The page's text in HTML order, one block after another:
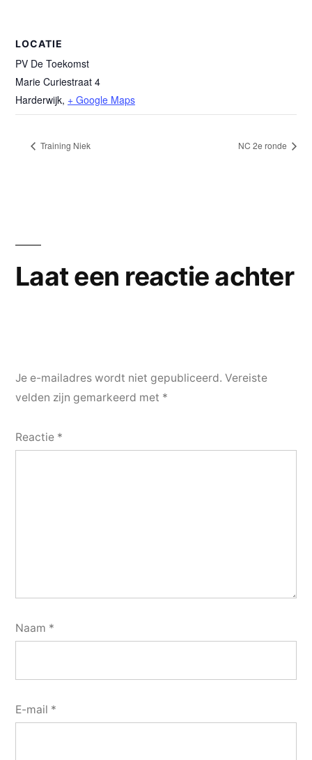
LOCATIE
PV De Toekomst
Marie Curiestraat 4
Harderwijk, + Google Maps
Training Niek NC 2e ronde
Laat een reactie achter
Je e-mailadres wordt niet gepubliceerd. Vereiste
velden zijn gemarkeerd met *
Reactie *
Naam *
E-mail *